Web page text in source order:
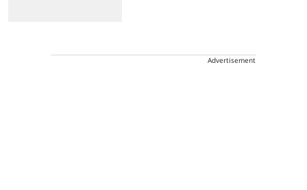
Advertisement